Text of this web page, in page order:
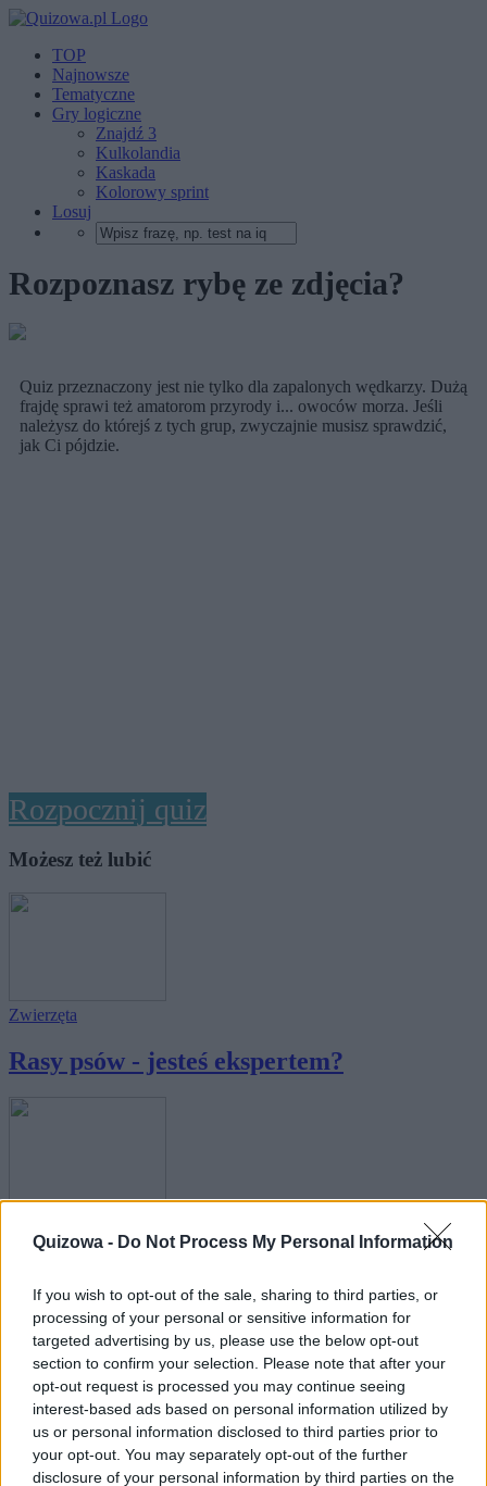
Quizowa - Do Not Process My Personal Information
If you wish to opt-out of the sale, sharing to third parties, or
processing of your personal or sensitive information for
targeted advertising by us, please use the below opt-out
section to confirm your selection. Please note that after your
opt-out request is processed you may continue seeing
interest-based ads based on personal information utilized by
us or personal information disclosed to third parties prior to
your opt-out. You may separately opt-out of the further
disclosure of your personal information by third parties on the
TOP
Najnowsze
Tematyczne
Gry logiczne
Znajdź 3
Kulkolandia
Kaskada
Kolorowy sprint
Losuj
Rozpoznasz rybę ze zdjęcia?
Quiz przeznaczony jest nie tylko dla zapalonych wędkarzy. Dużą
frajdę sprawi też amatorom przyrody i... owoców morza. Jeśli
należysz do którejś z tych grup, zwyczajnie musisz sprawdzić,
jak Ci pójdzie.
Rozpocznij quiz
Możesz też lubić
Zwierzęta
Rasy psów - jesteś ekspertem?
gdzie zrob...
Geografia